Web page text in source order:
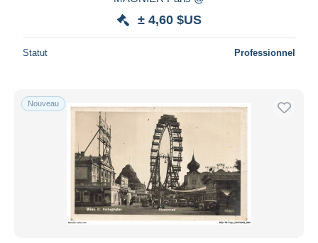
± 4,60 $US
Statut Professionnel
Nouveau